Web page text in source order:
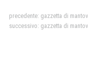
precedente: gazzetta di
successivo: gazzetta di